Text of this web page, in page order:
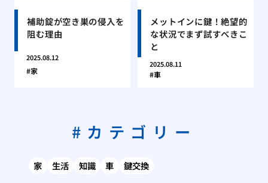
補助錠が空き巣の侵入を
阻む理由
2025.08.12
家
メットインに鍵！絶望的
な状況でまず試すべきこ
と
2025.08.11
車
カテゴリー
家 生活 知識 車 鍵交換